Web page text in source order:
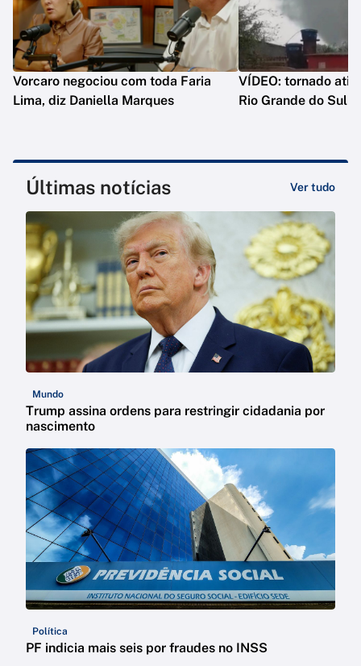
Vorcaro negociou com toda Faria
Lima, diz Daniella Marques
VÍDEO: tornado
Rio Grande do Sul
Últimas notícias Ver tudo
Mundo
Trump assina ordens para restringir cidadania por
nascimento
Política
PF indicia mais seis por fraudes no INSS